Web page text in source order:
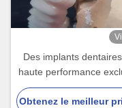
Des implants
haute performance
Obtenez le meilleur